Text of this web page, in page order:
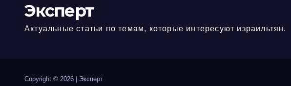
Эксперт
Актуальные статьи по темам, которые интересуют израильтян.
Copyright © 2026 Эксперт